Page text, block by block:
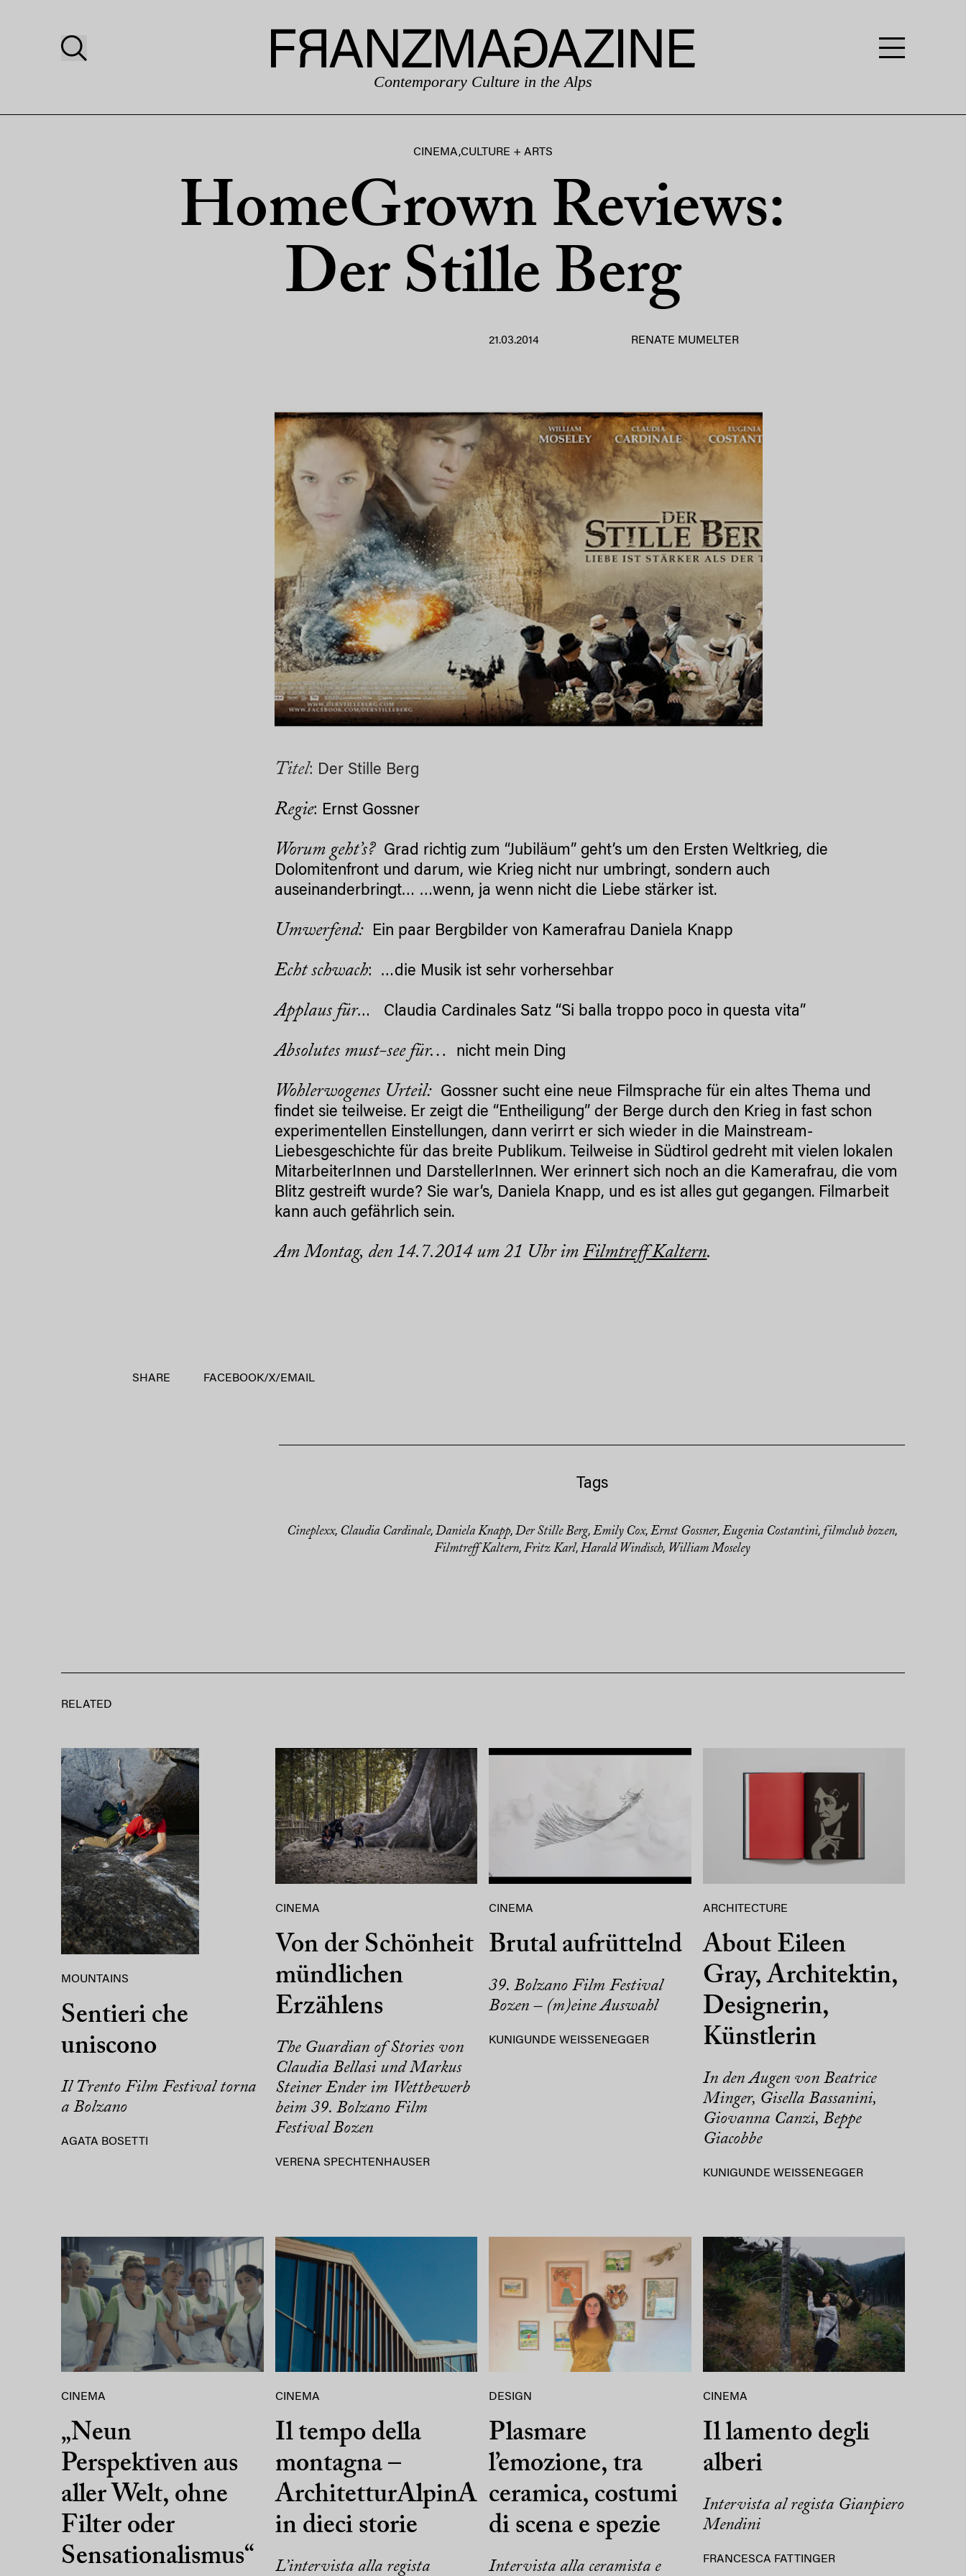
Contemporary Culture in the Alps
CINEMA,CULTURE + ARTS
HomeGrown Reviews:
Der Stille Berg
21.03.2014 RENATE MUMELTER
Titel: Der Stille Berg
Regie: Ernst Gossner
Worum geht’s? Grad richtig zum “Jubiläum” geht’s um den Ersten Weltkrieg, die
Dolomitenfront und darum, wie Krieg nicht nur umbringt, sondern auch
auseinanderbringt… …wenn, ja wenn nicht die Liebe stärker ist.
Umwerfend: Ein paar Bergbilder von Kamerafrau Daniela Knapp
Echt schwach: …die Musik ist sehr vorhersehbar
Applaus für… Claudia Cardinales Satz “Si balla troppo poco in questa vita”
Absolutes must-see für… nicht mein Ding
Wohlerwogenes Urteil: Gossner sucht eine neue Filmsprache für ein altes Thema und
findet sie teilweise. Er zeigt die “Entheiligung” der Berge durch den Krieg in fast schon
experimentellen Einstellungen, dann verirrt er sich wieder in die Mainstream-
Liebesgeschichte für das breite Publikum. Teilweise in Südtirol gedreht mit vielen lokalen
MitarbeiterInnen und DarstellerInnen. Wer erinnert sich noch an die Kamerafrau, die vom
Blitz gestreift wurde? Sie war’s, Daniela Knapp, und es ist alles gut gegangen. Filmarbeit
kann auch gefährlich sein.
Am Montag, den 14.7.2014 um 21 Uhr imFilmtreff Kaltern.
SHARE FACEBOOK/X/ EMAIL
Tags
Cineplexx, Claudia Cardinale, Daniela Knapp, Der Stille Berg, Emily Cox, Ernst Gossner, Eugenia Costantini, filmclub bozen,
Filmtreff Kaltern, Fritz Karl, Harald Windisch, William Moseley
RELATED
MOUNTAINS
Sentieri che
uniscono
Il Trento Film Festival torna
a Bolzano
AGATA BOSETTI
CINEMA
Von der Schönheit
mündlichen
Erzählens
The Guardian of Stories von
Claudia Bellasi und Markus
Steiner Ender im Wettbewerb
beim 39. Bolzano Film
Festival Bozen
VERENA SPECHTENHAUSER
CINEMA
Brutal aufrüttelnd
39. Bolzano Film Festival
Bozen – (m)eine Auswahl
KUNIGUNDE WEISSENEGGER
ARCHITECTURE
About Eileen
Gray, Architektin,
Designerin,
Künstlerin
In den Augen von Beatrice
Minger, Gisella Bassanini,
Giovanna Canzi, Beppe
Giacobbe
KUNIGUNDE WEISSENEGGER
CINEMA
„Neun
Perspektiven aus
aller Welt, ohne
Filter oder
Sensationalismus“
CINEMA
Il tempo della
montagna –
ArchitetturAlpinA
in dieci storie
L’intervista alla regista
DESIGN
Plasmare
l’emozione, tra
ceramica, costumi
di scena e spezie
Intervista alla ceramista e
CINEMA
Il lamento degli
alberi
Intervista al regista Gianpiero
Mendini
FRANCESCA FATTINGER